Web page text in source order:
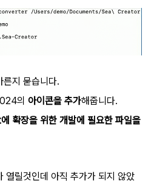
른지 묻습니다.
의 아이콘을 추가해줍니다.
확장을 위한 개발에 필요한 파일을
열릴것인데 아직 추가가 되지 않았